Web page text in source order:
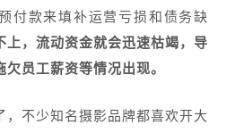
付款来填补运营亏损和债务缺
上，流动资金就会迅速枯竭，导
员工薪资等情况出现。
，不少知名摄影品牌都喜欢开大